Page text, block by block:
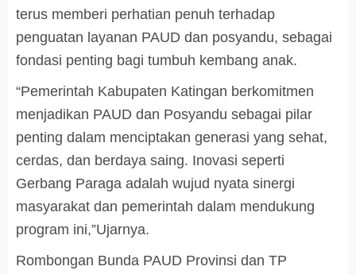
terus memberi perhatian penuh terhadap
penguatan layanan PAUD dan posyandu, sebagai
fondasi penting bagi tumbuh kembang anak.
“Pemerintah Kabupaten Katingan berkomitmen
menjadikan PAUD dan Posyandu sebagai pilar
penting dalam menciptakan generasi yang sehat,
cerdas, dan berdaya saing. Inovasi seperti
Gerbang Paraga adalah wujud nyata sinergi
masyarakat dan pemerintah dalam mendukung
program ini,”Ujarnya.
Rombongan Bunda PAUD Provinsi dan TP